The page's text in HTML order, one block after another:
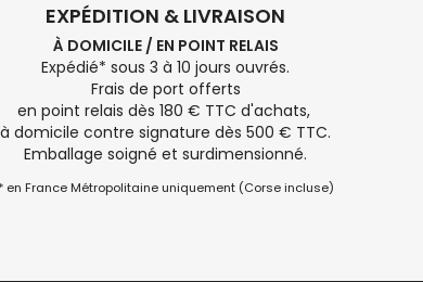
EXPÉDITION & LIVRAISON
À DOMICILE / EN POINT RELAIS
Expédié* sous 3 à 10 jours ouvrés.
Frais de port offerts
en point relais dès 180 € TTC d'achats,
à domicile contre signature dès 500 € TTC.
Emballage soigné et surdimensionné.
* en France Métropolitaine uniquement (Corse incluse)